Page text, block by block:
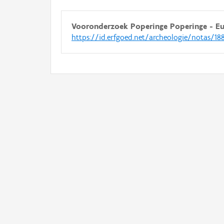
Vooronderzoek Poperinge Poperinge -
https://id.erfgoed.net/archeologie/notas/